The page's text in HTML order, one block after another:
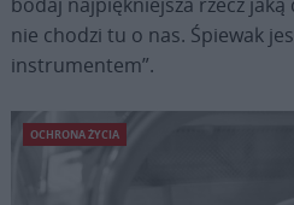
nie chodzi tu o nas. Śpiewak
instrumentem”.
OCHRONA ŻYCIA